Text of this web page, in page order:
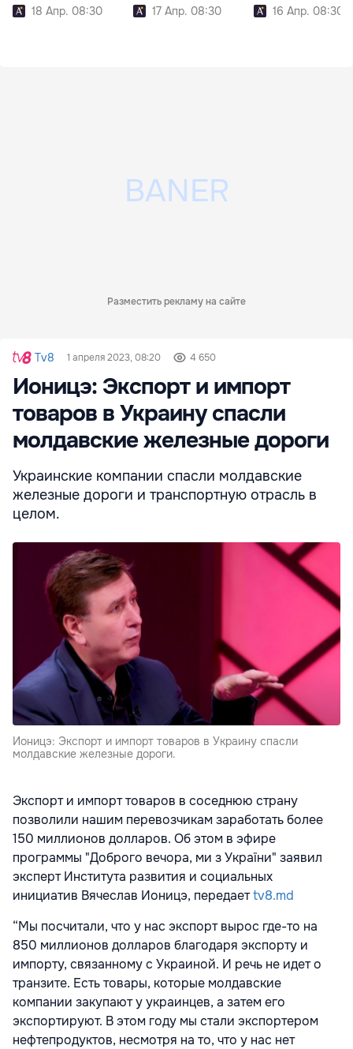
18 Апр. 08:30
17 Апр. 08:30
16 Апр. 08:30
Разместить рекламу на сайте
Tv8 1 апреля 2023, 08:20 4 650
Ионицэ: Экспорт и импорт
товаров в Украину спасли
молдавские железные дороги
Украинские компании спасли молдавские
железные дороги и транспортную отрасль в
целом.
Ионицэ: Экспорт и импорт товаров в Украину спасли
молдавские железные дороги.
Экспорт и импорт товаров в соседнюю страну
позволили нашим перевозчикам заработать более
150 миллионов долларов. Об этом в эфире
программы "Доброго вечора, ми з України" заявил
эксперт Института развития и социальных
инициатив Вячеслав Ионицэ, передаетtv8.md
“Мы посчитали, что у нас экспорт вырос где-то на
850 миллионов долларов благодаря экспорту и
импорту, связанному с Украиной. И речь не идет о
транзите. Есть товары, которые молдавские
компании закупают у украинцев, а затем его
экспортируют. В этом году мы стали экспортером
нефтепродуктов, несмотря на то, что у нас нет